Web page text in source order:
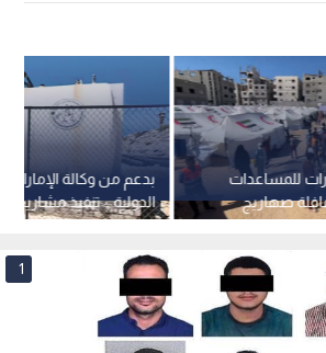
بدعم من وكالة
الدولية .. تنفيذ مشاريع
غزة
للمساعدات
قافلة صهاريج
غزة ضمن
1